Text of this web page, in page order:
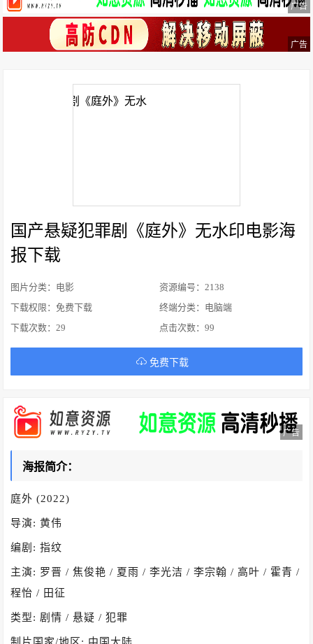
广告
广告
国产悬疑犯罪剧《庭外》无水印电影海
报下载
资源编号：2138
图片分类：电影
终端分类：电脑端
下载权限：免费下载
点击次数：99
下载次数： 29
免费下载
广告
海报简介：
庭外 (2022)
导演: 黄伟
编剧: 指纹
主演: 罗晋 / 焦俊艳 / 夏雨 / 李光洁 / 李宗翰 / 高叶 / 霍青 /
程怡 / 田征
类型: 剧情 / 悬疑 / 犯罪
制片国家/地区: 中国大陆